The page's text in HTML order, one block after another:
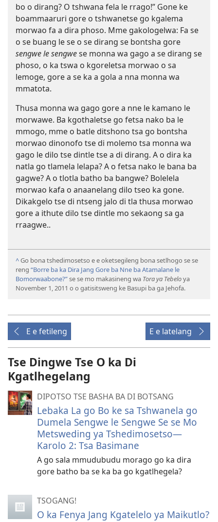
bo o dirang? O tshwana fela le rrago!” Gone ke
boammaaruri gore o tshwanetse go kgalema
morwao fa a dira phoso. Mme gakologelwa: Fa se
o se buang le se o se dirang se bontsha gore
sengwe le sengwese monna wa gago a se dirang se
phoso, o ka tswa o kgoreletsa morwao o sa
lemoge, gore a se ka a gola a nna monna wa
mmatota.
Thusa monna wa gago gore a nne le kamano le
morwawe. Ba kgothaletse go fetsa nako ba le
mmogo, mme o batle ditshono tsa go bontsha
morwao dinonofo tse di molemo tsa monna wa
gago le dilo tse dintle tse a di dirang. A o dira ka
natla go tlamela lelapa? A o fetsa nako le bana ba
gagwe? A o tlotla batho ba bangwe? Bolelela
morwao kafa o anaanelang dilo tseo ka gone.
Dikakgelo tse di ntseng jalo di tla thusa morwao
gore a ithute dilo tse dintle mo sekaong sa ga
rraagwe..
^Go bona tshedimosetso e e oketsegileng bona setlhogo se se
reng “Borre ba ka Dira Jang Gore ba Nne ba Atamalane le
Bomorwaabone?”se se mo makasineng wa Tora ya Tebeloya
November 1, 2011 o o gatisitsweng ke Basupi ba ga Jehofa.
E e fetileng E e latelang
Tse Dingwe Tse O ka Di
Kgatlhegelang
DIPOTSO TSE BASHA BA DI BOTSANG
Lebaka La go Bo ke sa Tshwanela go
Dumela Sengwe le Sengwe Se se Mo
Metsweding ya Tshedimosetso​—
Karolo 2: Tsa Basimane
A go sala mmudubudu morago go ka dira
gore batho ba se ka ba go kgatlhegela?
TSOGANG!
O ka Fenya Jang Kgatelelo ya Maikutlo?